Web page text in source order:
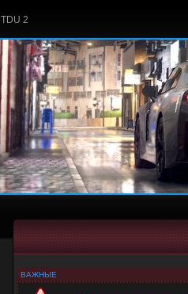
TDU 2
ВАЖНЫЕ